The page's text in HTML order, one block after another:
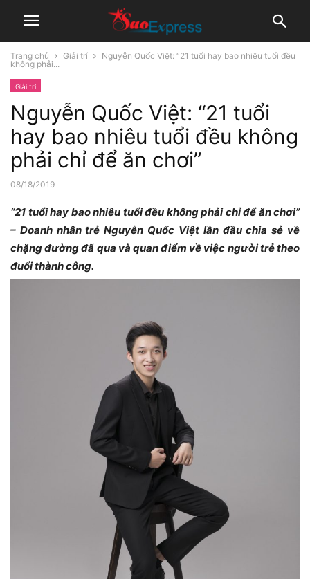
Trang chủ Giải trí
Nguyễn Quốc Việt: “21 tuổi hay bao nhiêu tuổi đều
không phải...
Giải trí
Nguyễn Quốc Việt: “21 tuổi
hay bao nhiêu tuổi đều không
phải chỉ để ăn chơi”
08/18/2019
“21 tuổi hay bao nhiêu tuổi đều không phải chỉ để ăn chơi”
– Doanh nhân trẻ Nguyễn Quốc Việt lần đầu chia sẻ về
chặng đường đã qua và quan điểm về việc người trẻ theo
đuổi thành công.